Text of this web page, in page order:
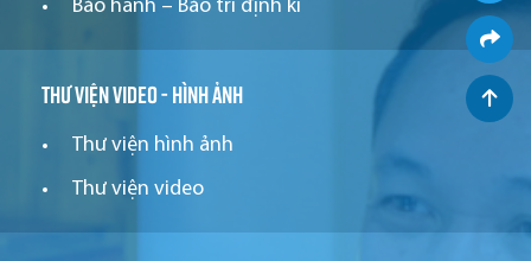
Bảo hành – Bảo trì định kì
Thư viện video - hình ảnh
Thư viện hình ảnh
Thư viện video